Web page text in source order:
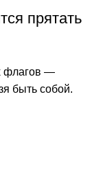
прятать
флагов —
быть собой.